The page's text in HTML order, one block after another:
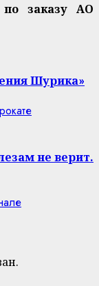
заказу АО
Шурика»
не верит.